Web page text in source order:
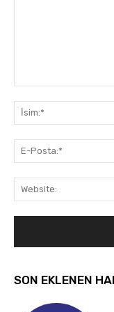
SON EKLENEN